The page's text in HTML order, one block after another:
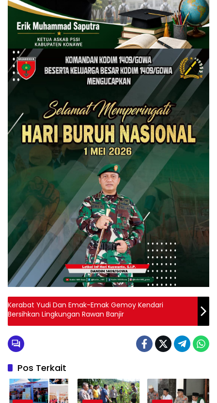
Kerabat Yudi Dan Emak-Emak Gemoy Kendari
Bersihkan Lingkungan Rawan Banjir
Pos Terkait